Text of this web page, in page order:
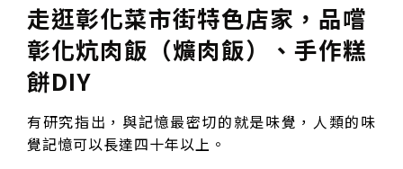
走逛彰化菜市街特色店家，品嚐
彰化炕肉飯（爌肉飯）、手作糕
餅DIY
有研究指出，與記憶最密切的就是味覺，人類的味
覺記憶可以長達四十年以上。